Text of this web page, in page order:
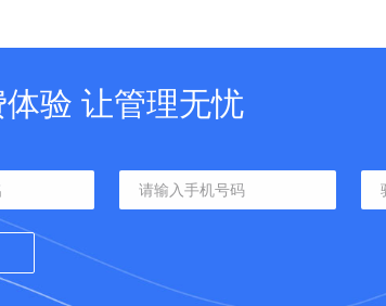
验 让管理无忧